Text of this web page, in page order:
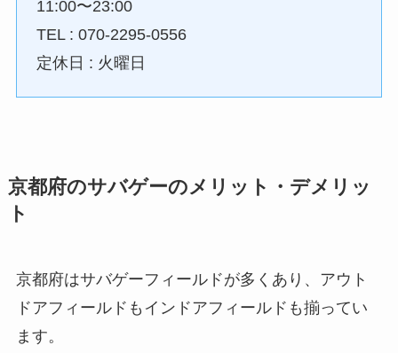
11:00〜23:00
TEL : 070-2295-0556
定休日 : 火曜日
京都府のサバゲーのメリット・デメリッ
ト
京都府はサバゲーフィールドが多くあり、アウト
ドアフィールドもインドアフィールドも揃ってい
ます。